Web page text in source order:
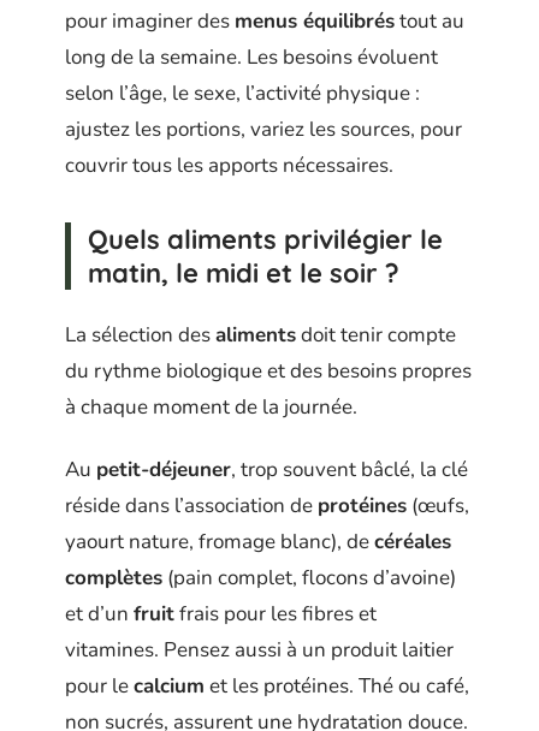
pour imaginer des menus équilibréstout au
long de la semaine. Les besoins évoluent
selon l’âge, le sexe, l’activité physique :
ajustez les portions, variez les sources, pour
couvrir tous les apports nécessaires.
Quels aliments privilégier le
matin, le midi et le soir ?
La sélection desalimentsdoit tenir compte
du rythme biologique et des besoins propres
à chaque moment de la journée.
Au petit-déjeuner, trop souvent bâclé, la clé
réside dans l’association de protéines (œufs,
yaourt nature, fromage blanc), decéréales
complètes (pain complet, flocons d’avoine)
et d’un fruitfrais pour les fibres et
vitamines. Pensez aussi à un produit laitier
pour lecalcium et les protéines. Thé ou café,
non sucrés, assurent une hydratation douce.